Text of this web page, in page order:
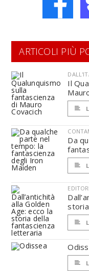
ARTICOLI PIÙ
Il
Da